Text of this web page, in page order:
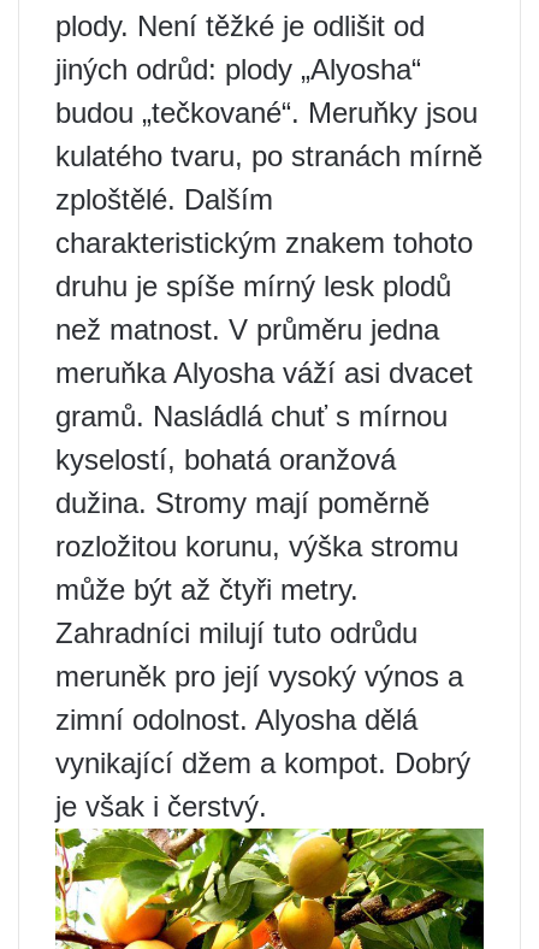
plody. Není těžké je odlišit od
jiných odrůd: plody „Alyosha“
budou „tečkované“. Meruňky jsou
kulatého tvaru, po stranách mírně
zploštělé. Dalším
charakteristickým znakem tohoto
druhu je spíše mírný lesk plodů
než matnost. V průměru jedna
meruňka Alyosha váží asi dvacet
gramů. Nasládlá chuť s mírnou
kyselostí, bohatá oranžová
dužina. Stromy mají poměrně
rozložitou korunu, výška stromu
může být až čtyři metry.
Zahradníci milují tuto odrůdu
meruněk pro její vysoký výnos a
zimní odolnost. Alyosha dělá
vynikající džem a kompot. Dobrý
je však i čerstvý.